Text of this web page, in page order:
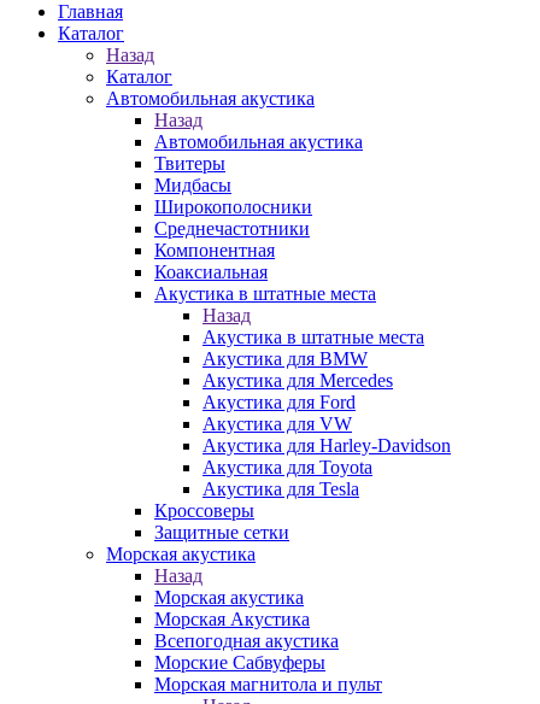
Главная
Каталог
Назад
Каталог
Автомобильная акустика
Назад
Автомобильная акустика
Твитеры
Мидбасы
Широкополосники
Среднечастотники
Компонентная
Коаксиальная
Акустика в штатные места
Назад
Акустика в штатные места
Акустика для BMW
Акустика для Mercedes
Акустика для Ford
Акустика для VW
Акустика для Harley-Davidson
Акустика для Toyota
Акустика для Tesla
Кроссоверы
Защитные сетки
Морская акустика
Назад
Морская акустика
Морская Акустика
Всепогодная акустика
Морские Сабвуферы
Морская магнитола и пульт